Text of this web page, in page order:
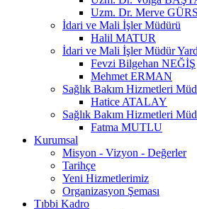
Uzm. Dr. Merve
İdari ve Mali İşler Müdürü
Halil MATUR
İdari ve Mali İşler Müdür
Fevzi Bilgehan NEĞİŞ
Mehmet ERMAN
Sağlık Bakım Hizmetleri
Hatice ATALAY
Sağlık Bakım Hizmetleri
Fatma MUTLU
Kurumsal
Misyon - Vizyon - Değerler
Tarihçe
Yeni Hizmetlerimiz
Organizasyon Şeması
Tıbbi Kadro